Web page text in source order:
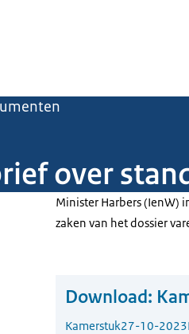
over
Minister Harbers (IenW)
zaken van het dossier
Download:
Kamerstuk27-10-2023